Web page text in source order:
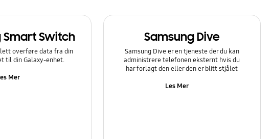
Smart Switch
overføre data fra din
til din Galaxy-enhet.
Mer
Samsung Dive
Samsung Dive er en tjeneste der du kan
administrere telefonen eksternt hvis du
har forlagt den eller den er blitt stjålet
Les Mer